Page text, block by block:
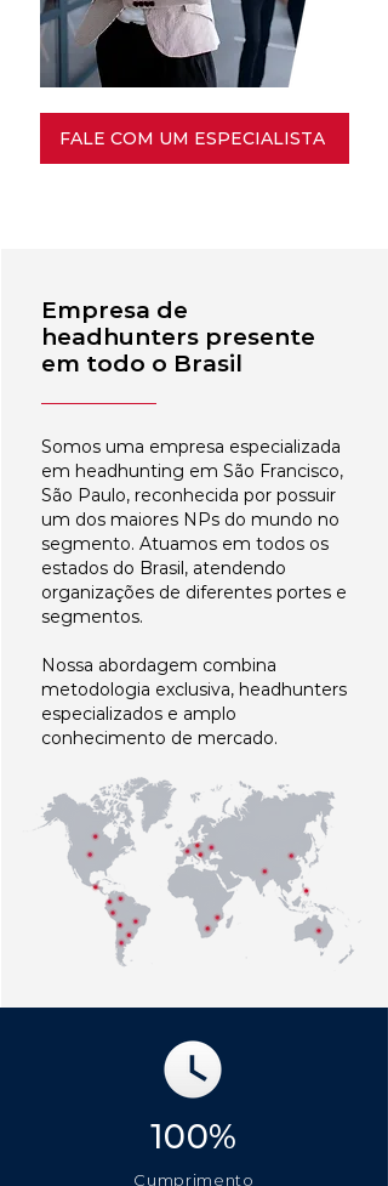
FALE COM UM ESPECIALISTA
Empresa de
headhunters presente
em todo o Brasil
Somos uma empresa especializada
em headhunting em São Francisco,
São Paulo, reconhecida por possuir
um dos maiores NPs do mundo no
segmento. Atuamos em todos os
estados do Brasil, atendendo
organizações de diferentes portes e
segmentos.
Nossa abordagem combina
metodologia exclusiva, headhunters
especializados e amplo
conhecimento de mercado.
100%
Cumprimento